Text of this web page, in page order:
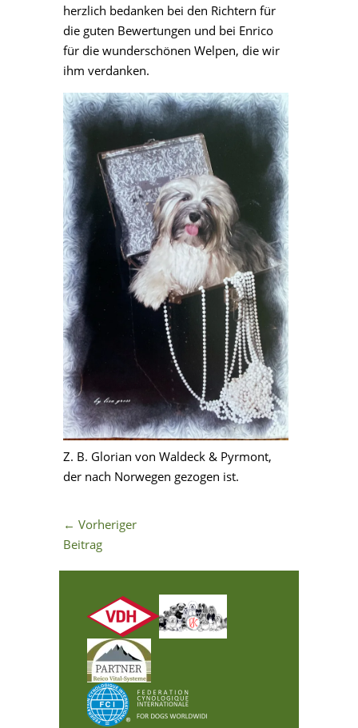
herzlich bedanken bei den Richtern für
die guten Bewertungen und bei Enrico
für die wunderschönen Welpen, die wir
ihm verdanken.
Z. B. Glorian von Waldeck & Pyrmont,
der nach Norwegen gezogen ist.
← Vorheriger
Beitrag